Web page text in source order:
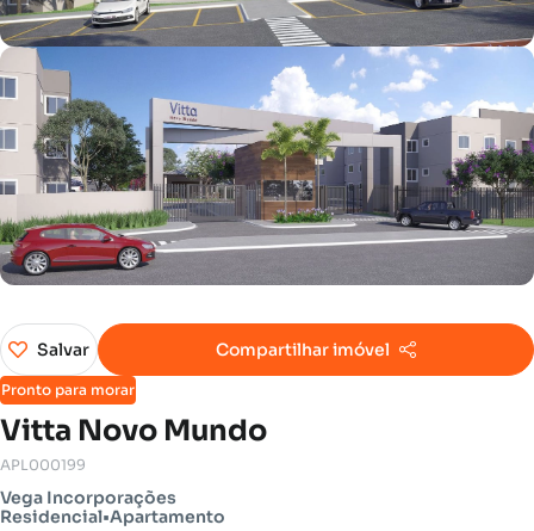
Pronto para morar
Vitta Novo Mundo
Salvar Compartilhar imóvel
APL000199
Vega Incorporações
Residencial•Apartamento